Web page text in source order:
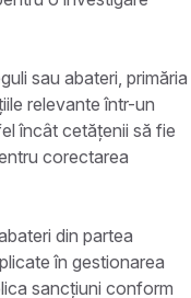
sau abateri, primăria
relevante într-un
încât cetățenii să fie
corectarea
din partea
în gestionarea
sancțiuni conform